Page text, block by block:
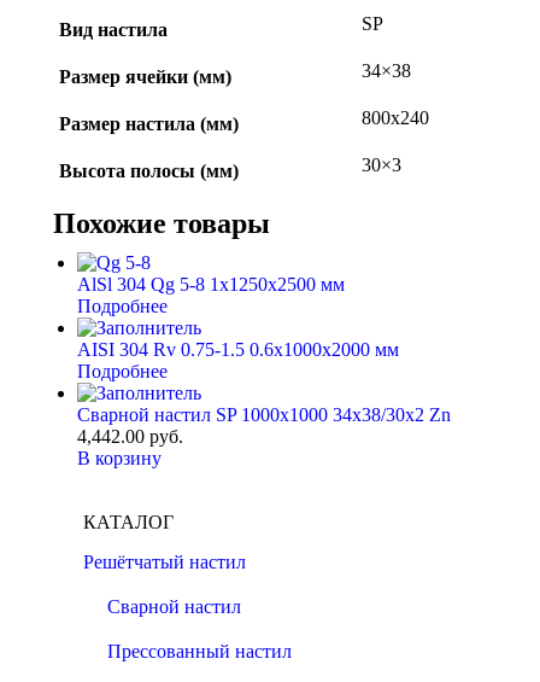
Вид настила SP
Размер ячейки (мм) 34×38
Размер настила (мм) 800х240
Высота полосы (мм) 30×3
Похожие товары
AlSl 304 Qg 5-8 1x1250x2500 мм
Подробнее
AISI 304 Rv 0.75-1.5 0.6x1000x2000 мм
Подробнее
Сварной настил SP 1000х1000 34х38/30х2 Zn
4,442.00 руб.
В корзину
КАТАЛОГ
Решётчатый настил
Сварной настил
Прессованный настил